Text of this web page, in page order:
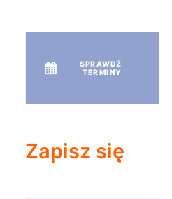
SPRAWDŹ
TERMINY
Zapisz się